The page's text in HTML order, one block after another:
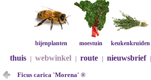
bijenplanten moestuin keukenkruiden
thuis webwinkel route nieuwsbrief
Ficus carica 'Morena' ®